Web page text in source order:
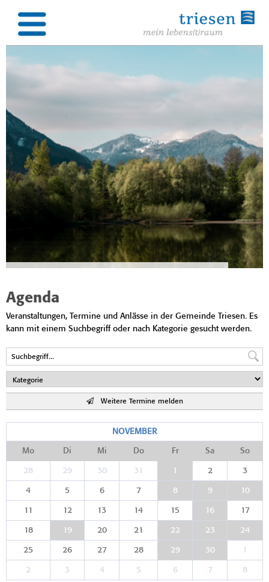
Agenda
Veranstaltungen, Termine und Anlässe in der Gemeinde Triesen. Es
kann mit einem Suchbegriff oder nach Kategorie gesucht werden.
Weitere Termine melden
NOVEMBER
Mo Di Mi Do Fr Sa So
28 29 30 31 1 2 3
4 5 6 7 8 9 10
11 12 13 14 15 16 17
18 19 20 21 22 23 24
25 26 27 28 29 30 1
2 3 4 5 6 7 8